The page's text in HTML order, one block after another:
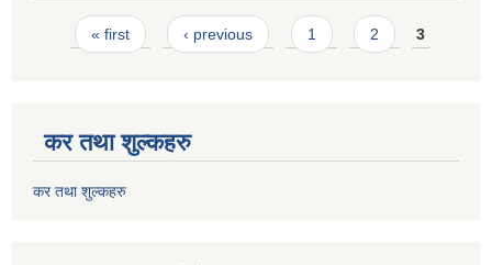
Pages
« first ‹ previous 1 2 3
कर तथा शुल्कहरु
कर तथा शुल्कहरु